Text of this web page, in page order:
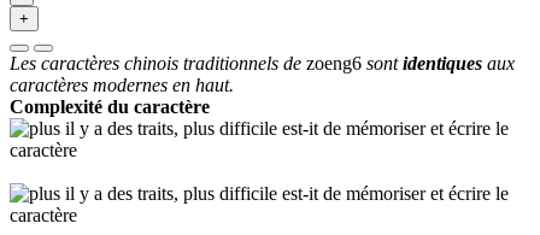
+
Les caractères chinois traditionnels de zoeng6 sontidentiques aux
caractères modernes en haut.
Complexité du caractère